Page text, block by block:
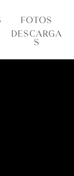
FOTOS
DESCARGA
S